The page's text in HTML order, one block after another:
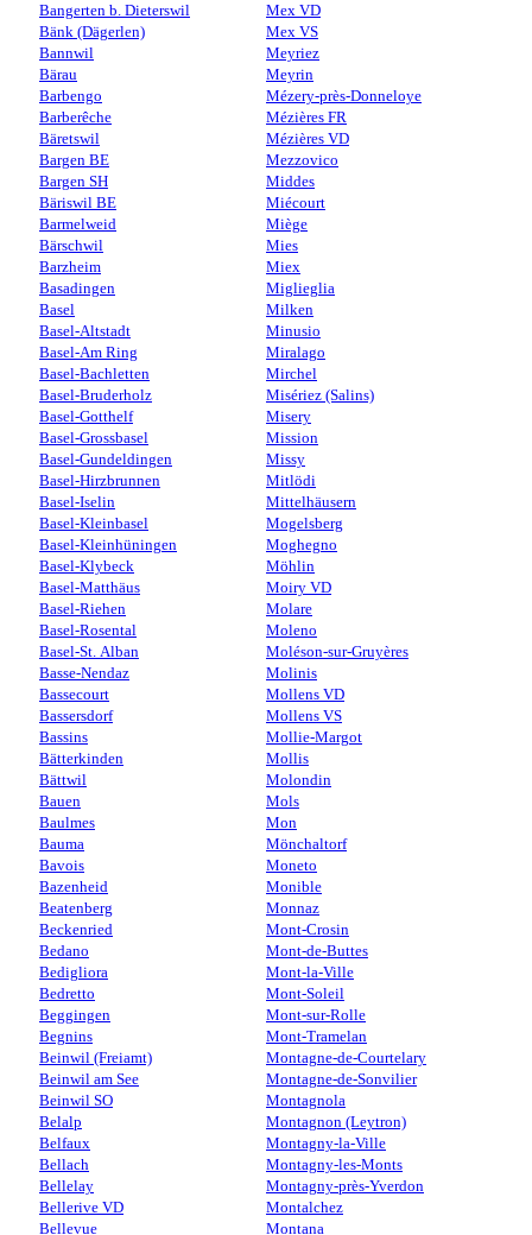
Bangerten b. Dieterswil
Bänk (Dägerlen)
Bannwil
Bärau
Barbengo
Barberêche
Bäretswil
Bargen BE
Bargen SH
Bäriswil BE
Barmelweid
Bärschwil
Barzheim
Basadingen
Basel
Basel-Altstadt
Basel-Am Ring
Basel-Bachletten
Basel-Bruderholz
Basel-Gotthelf
Basel-Grossbasel
Basel-Gundeldingen
Basel-Hirzbrunnen
Basel-Iselin
Basel-Kleinbasel
Basel-Kleinhüningen
Basel-Klybeck
Basel-Matthäus
Basel-Riehen
Basel-Rosental
Basel-St. Alban
Basse-Nendaz
Bassecourt
Bassersdorf
Bassins
Bätterkinden
Bättwil
Bauen
Baulmes
Bauma
Bavois
Bazenheid
Beatenberg
Beckenried
Bedano
Bedigliora
Bedretto
Beggingen
Begnins
Beinwil (Freiamt)
Beinwil am See
Beinwil SO
Belalp
Belfaux
Bellach
Bellelay
Bellerive VD
Bellevue
Mex VD
Mex VS
Meyriez
Meyrin
Mézery-près-Donneloye
Mézières FR
Mézières VD
Mezzovico
Middes
Miécourt
Miège
Mies
Miex
Miglieglia
Milken
Minusio
Miralago
Mirchel
Misériez (Salins)
Misery
Mission
Missy
Mitlödi
Mittelhäusern
Mogelsberg
Moghegno
Möhlin
Moiry VD
Molare
Moleno
Moléson-sur-Gruyères
Molinis
Mollens VD
Mollens VS
Mollie-Margot
Mollis
Molondin
Mols
Mon
Mönchaltorf
Moneto
Monible
Monnaz
Mont-Crosin
Mont-de-Buttes
Mont-la-Ville
Mont-Soleil
Mont-sur-Rolle
Mont-Tramelan
Montagne-de-Courtelary
Montagne-de-Sonvilier
Montagnola
Montagnon (Leytron)
Montagny-la-Ville
Montagny-les-Monts
Montagny-près-Yverdon
Montalchez
Montana